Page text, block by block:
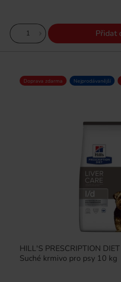
Přidat
HILL'S PRESCRIPTION
Suché krmivo pro psy 10 kg
Doprava zdarma Nejprodávanější